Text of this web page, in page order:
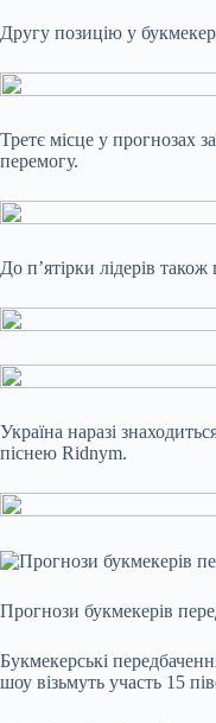
Другу позицію у
Третє місце у прогнозах
перемогу.
До п’ятірки лідерів
Україна наразі
піснею Ridnym.
Прогнози букмекерів
Букмекерські
шоу візьмуть участь 15